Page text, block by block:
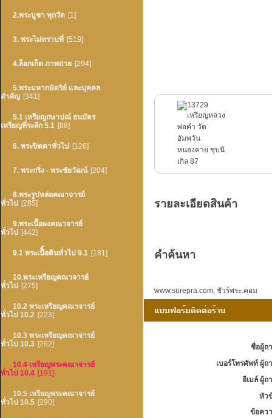
2.พระบูชา ทุกวัด [1]
3. พระไม่ทราบที่ [519]
4.ล็อกเก็ต ภาพถ่าย [294]
5.พระมหากษัตริย์ และบุคคล
สำคัญ [341]
5.1 เหรียญกษาปณ์ ธนบัตร
เหรียญที่ระลึก 5.1 [88]
6. พระปิดตาทั่วไป [126]
7. พระกริ่ง - พระชัยวัฒน์ [204]
8.พระรูปหล่อคณาจารย์
ทั่วไป
[285]
9.พระเนื้อผงคณาจารย์
ทั่วไป
[442]
9.1 พระเนืิ้อดินทั่วไป 9.1 [181]
10.พระเหรียญคณาจารย์
ทั่วไป
[275]
10.2 พระเหรียญคณาจารย์
ทั่วไป 10.2 [223]
10.3 พระเหรียญคณาจารย์
ทั่วไป 10.3 [262]
10.4 เหรียญพระคณาจารย์
ทั่วไป 10.4 [191]
10.5 เหรียญพระคณาจารย์
ทั่วไป 10.5 [290]
รายละเอียดสินค้า
คำค้นหา
www.surepra.com ชัวร์พระ.คอม
ชื่อผู้ถ
เบอร์โทรศัพท์ ผู้ถ
อีเมล์ ผู้ถ
หัว
ข้อคว